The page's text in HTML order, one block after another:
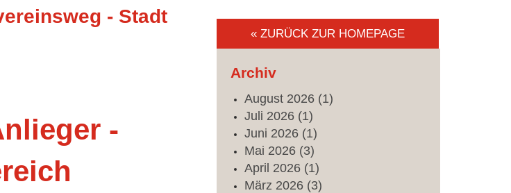
- Stadt
-
« ZURÜCK ZUR HOMEPAGE
Archiv
August 2026 (1)
Juli 2026 (1)
Juni 2026 (1)
Mai 2026 (3)
April 2026 (1)
März 2026 (3)